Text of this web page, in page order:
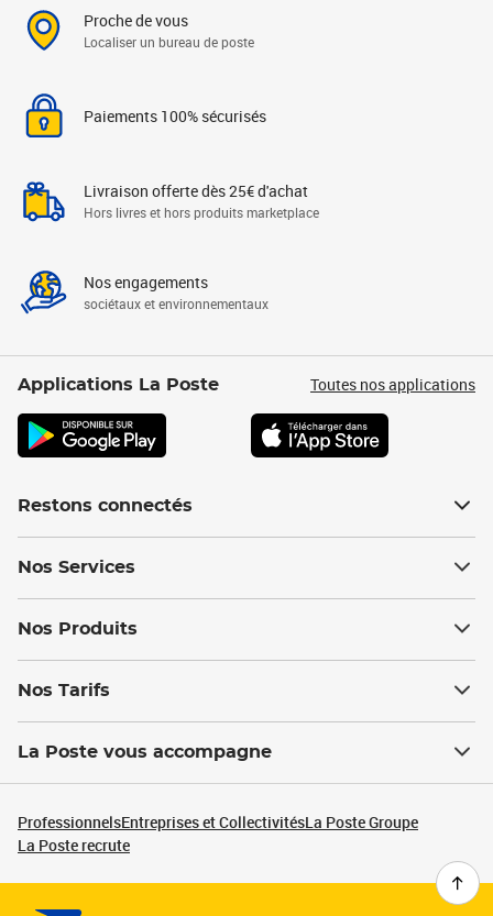
Proche de vous
Localiser un bureau de poste
Paiements 100% sécurisés
Livraison offerte dès 25€ d'achat
Hors livres et hors produits marketplace
Nos engagements
sociétaux et environnementaux
Applications La Poste Toutes nos applications
Restons connectés
Nos Services
Nos Produits
Nos Tarifs
La Poste vous accompagne
ProfessionnelsEntreprises et CollectivitésLa Poste Groupe
La Poste recrute